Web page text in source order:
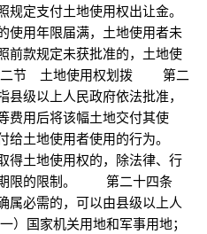
定支付土地使用权出让金。
用年限届满，土地使用者未
前款规定未获批准的，土地使
节 土地使用权划拨 第二
级以上人民政府依法批准，
费用后将该幅土地交付其使
土地使用者使用的行为。
土地使用权的，除法律、行
期限的限制。 第二十四条
属必需的，可以由县级以上人
国家机关用地和军事用地；